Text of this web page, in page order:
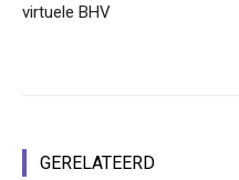
virtuele BHV
GERELATEERD